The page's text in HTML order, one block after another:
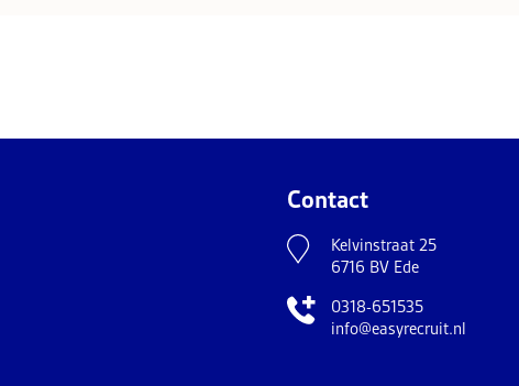
Contact
Kelvinstraat 25
6716 BV Ede
0318-651535
info@easyrecruit.nl